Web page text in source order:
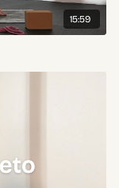
15:59